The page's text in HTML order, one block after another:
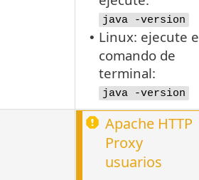
java -version
• Linux: ejecute
comando de
terminal:
java -version
Apache HTTP
Proxy
usuarios